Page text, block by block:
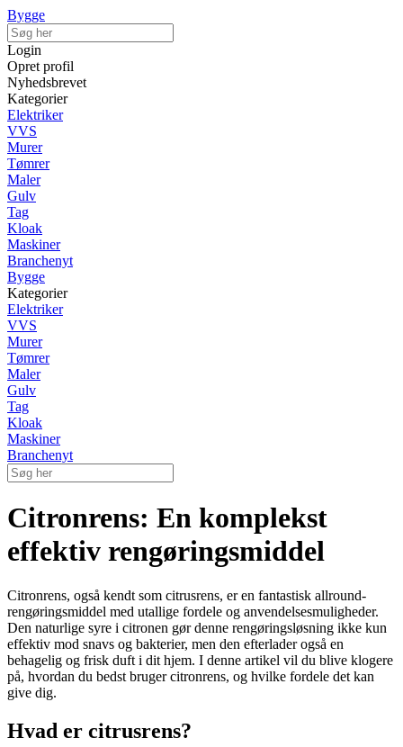
Bygge
Login
Opret profil
Nyhedsbrevet
Kategorier
Elektriker
VVS
Murer
Tømrer
Maler
Gulv
Tag
Kloak
Maskiner
Branchenyt
Bygge
Kategorier
Elektriker
VVS
Murer
Tømrer
Maler
Gulv
Tag
Kloak
Maskiner
Branchenyt
Citronrens: En komplekst
effektiv rengøringsmiddel
Citronrens, også kendt som citrusrens, er en fantastisk allround-
rengøringsmiddel med utallige fordele og anvendelsesmuligheder.
Den naturlige syre i citronen gør denne rengøringsløsning ikke kun
effektiv mod snavs og bakterier, men den efterlader også en
behagelig og frisk duft i dit hjem. I denne artikel vil du blive klogere
på, hvordan du bedst bruger citronrens, og hvilke fordele det kan
give dig.
Hvad er citrusrens?